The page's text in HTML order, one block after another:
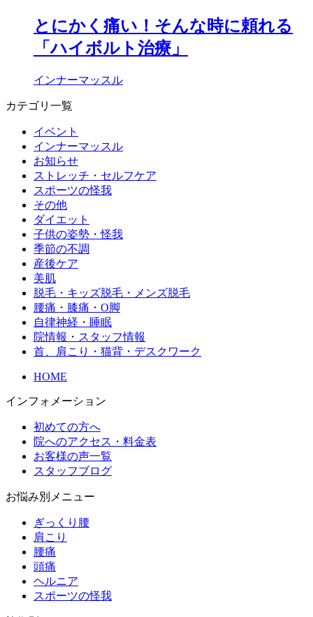
とにかく痛い！そんな時に頼れる
「ハイボルト治療」
インナーマッスル
カテゴリ一覧
イベント
インナーマッスル
お知らせ
ストレッチ・セルフケア
スポーツの怪我
その他
ダイエット
子供の姿勢・怪我
季節の不調
産後ケア
美肌
脱毛・キッズ脱毛・メンズ脱毛
腰痛・膝痛・O脚
自律神経・睡眠
院情報・スタッフ情報
首、肩こり・猫背・デスクワーク
HOME
インフォメーション
初めての方へ
院へのアクセス・料金表
お客様の声一覧
スタッフブログ
お悩み別メニュー
ぎっくり腰
肩こり
腰痛
頭痛
ヘルニア
スポーツの怪我